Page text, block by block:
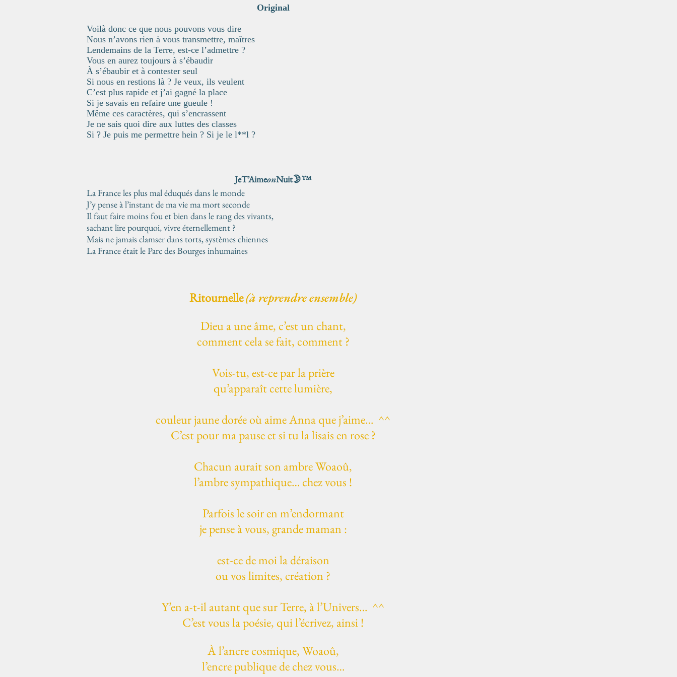
Original
Voilà donc ce que nous pouvons vous dire
Nous n’avons rien à vous transmettre, maîtres
Lendemains de la Terre, est-ce l’admettre ?
Vous en aurez toujours à s’ébaudir
À s’ébaubir et à contester seul
Si nous en restions là ? Je veux, ils veulent
C’est plus rapide et j’ai gagné la place
Si je savais en refaire une gueule !
Même ces caractères, qui s’encrassent
Je ne sais quoi dire aux luttes des classes
Si ? Je puis me permettre hein ? Si je le l**l ?
JeT’AimeonNuit🌛™️
La France les plus mal éduqués dans le monde
J’y pense à l’instant de ma vie ma mort seconde
Il faut faire moins fou et bien dans le rang des vivants,
sachant lire pourquoi, vivre éternellement ?
Mais ne jamais clamser dans torts, systèmes chiennes
La France était le Parc des Bourges inhumaines
Ritournelle(à reprendre ensemble)
Dieu a une âme, c’est un chant,
comment cela se fait, comment ?
Vois-tu, est-ce par la prière
qu’apparaît cette lumière,
couleur jaune dorée où aime Anna que j’aime… ^^
C’est pour ma pause et si tu la lisais en rose ?
Chacun aurait son ambre Woaoû,
l’ambre sympathique… chez vous !
Parfois le soir en m’endormant
je pense à vous, grande maman :
est-ce de moi la déraison
ou vos limites, création ?
Y’en a-t-il autant que sur Terre, à l’Univers… ^^
C’est vous la poésie, qui l’écrivez, ainsi !
À l’ancre cosmique, Woaoû,
l’encre publique de chez vous…